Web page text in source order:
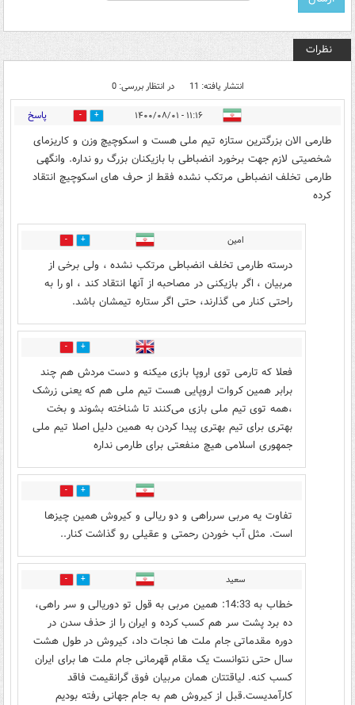
نظرات
انتشار یافته: 11 در انتظار بررسی: 0
۱۱:۱۶ - ۱۴۰۰/۰۸/۰۱ 16 پاسخ
طارمی الان بزرگترین ستازه تیم ملی هست و اسکوچیچ وزن و کاریزمای
شخصیتی لازم جهت برخورد انضباطی با بازیکنان بزرگ رو نداره. وانگهی
طارمی تخلف انضباطی مرتکب نشده فقط از حرف های اسکوچیچ انتقاد
کرده
امین 10
درسته طارمی تخلف انضباطی مرتکب نشده ، ولی برخی از
مربیان ، اگر بازیکنی در مصاحبه از آنها انتقاد کند ، او را به
راحتی کنار می گذارند، حتی اگر ستاره تیمشان باشد.
4
فعلا که تارمی توی اروپا بازی میکنه و دست مردش هم چند
برابر همین کروات اروپایی هست تیم ملی هم که یعنی زرشک
،همه توی تیم ملی بازی می‌کنند تا شناخته بشوند و بخت
بهتری برای تیم بهتری پیدا کردن به همین دلیل اصلا تیم ملی
جمهوری اسلامی هیچ منفعتی برای طارمی نداره
8
تفاوت یه مربی سرراهی و دو ریالی و کیروش همین چیزها
است. مثل آب خوردن رحمتی و عقیلی رو گذاشت کنار..
سعید 13
خطاب به 14:33: همین مربی به قول تو دوریالی و سر راهی،
ده برد پشت سر هم کسب کرده و ایران را از حذف سدن در
دوره مقدماتی جام ملت ها نجات داد، کیروش در طول هشت
سال حتی نتوانست یک مقام قهرمانی جام ملت ها برای ایران
کسب کنه. لیاقتتان همان مربیان فوق گرانقیمت فاقد
کارآمدیست.قبل از کیروش هم به جام جهانی رفته بودیم